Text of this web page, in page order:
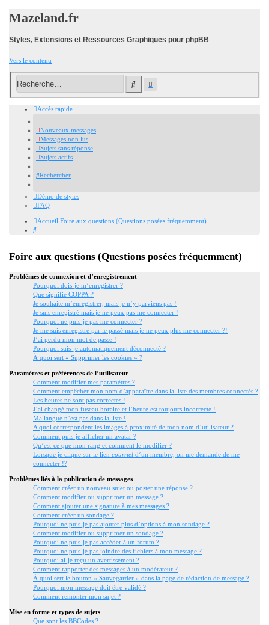
Mazeland.fr
Styles, Extensions et Ressources Graphiques pour phpBB
Vers le contenu
Rechercher
avancée
Accès rapide
Nouveaux messages
Messages non lus
Sujets sans réponse
Sujets actifs
Rechercher
Démo de styles
FAQ
Accueil Foire aux questions (Questions posées fréquemment)
Rechercher
Foire aux questions (Questions posées fréquemment)
Problèmes de connexion et d’enregistrement
Pourquoi dois-je m’enregistrer ?
Que signifie COPPA ?
Je souhaite m’enregistrer, mais je n’y parviens pas !
Je suis enregistré mais je ne peux pas me connecter !
Pourquoi ne puis-je pas me connecter ?
Je me suis enregistré par le passé mais je ne peux plus me connecter ?!
J’ai perdu mon mot de passe !
Pourquoi suis-je automatiquement déconnecté ?
À quoi sert « Supprimer les cookies » ?
Paramètres et préférences de l’utilisateur
Comment modifier mes paramètres ?
Comment empêcher mon nom d’apparaître dans la liste des membres connectés ?
Les heures ne sont pas correctes !
J’ai changé mon fuseau horaire et l’heure est toujours incorrecte !
Ma langue n’est pas dans la liste !
A quoi correspondent les images à proximité de mon nom d’utilisateur ?
Comment puis-je afficher un avatar ?
Qu’est-ce que mon rang et comment le modifier ?
Lorsque je clique sur le lien courriel d’un membre, on me demande de me
connecter !?
Problèmes liés à la publication de messages
Comment créer un nouveau sujet ou poster une réponse ?
Comment modifier ou supprimer un message ?
Comment ajouter une signature à mes messages ?
Comment créer un sondage ?
Pourquoi ne puis-je pas ajouter plus d’options à mon sondage ?
Comment modifier ou supprimer un sondage ?
Pourquoi ne puis-je pas accéder à un forum ?
Pourquoi ne puis-je pas joindre des fichiers à mon message ?
Pourquoi ai-je reçu un avertissement ?
Comment rapporter des messages à un modérateur ?
À quoi sert le bouton « Sauvegarder » dans la page de rédaction de message ?
Pourquoi mon message doit être validé ?
Comment remonter mon sujet ?
Mise en forme et types de sujets
Que sont les BBCodes ?